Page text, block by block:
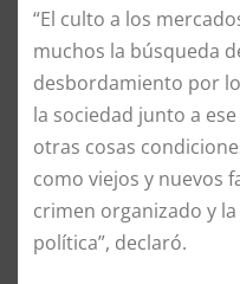
“El culto a los
muchos la búsqueda
desbordamiento por
la sociedad junto a
otras cosas
como viejos y nuevos
crimen organizado y
política”, declaró.